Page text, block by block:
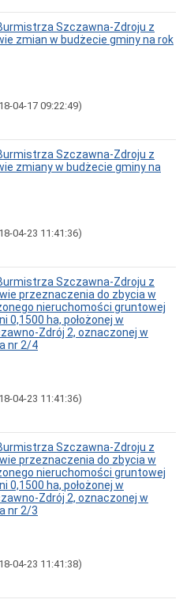
Szczawna-Zdroju z
zmian w budżecie gminy na rok
04-17 09:22:49)
Szczawna-Zdroju z
zmiany w budżecie gminy na
04-23 11:41:36)
Szczawna-Zdroju z
przeznaczenia do zbycia w
nieruchomości gruntowej
0,1500 ha, położonej w
Zdrój 2, oznaczonej w
nr 2/4
04-23 11:41:36)
Szczawna-Zdroju z
przeznaczenia do zbycia w
nieruchomości gruntowej
0,1500 ha, położonej w
Zdrój 2, oznaczonej w
nr 2/3
04-23 11:41:38)